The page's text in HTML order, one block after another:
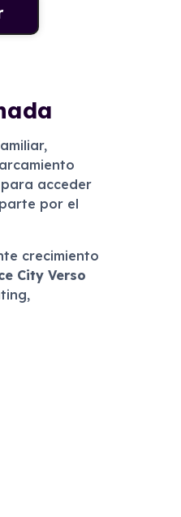
acceder
por el
crecimiento
City Verso